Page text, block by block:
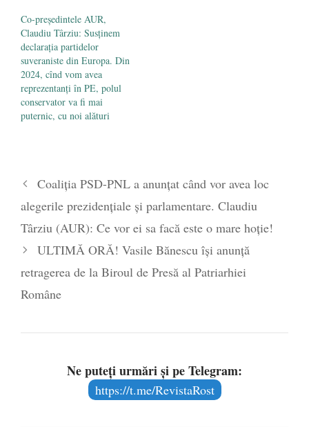
Co-președintele AUR,
Claudiu Târziu: Susținem
declarația partidelor
suveraniste din Europa. Din
2024, cînd vom avea
reprezentanți în PE, polul
conservator va fi mai
puternic, cu noi alături
Coaliția PSD-PNL a anunțat când vor avea loc
alegerile prezidențiale și parlamentare. Claudiu
Târziu (AUR): Ce vor ei sa facă este o mare hoție!
ULTIMĂ ORĂ! Vasile Bănescu își anunță
retragerea de la Biroul de Presă al Patriarhiei
Române
Ne puteți urmări și pe Telegram:
https://t.me/RevistaRost